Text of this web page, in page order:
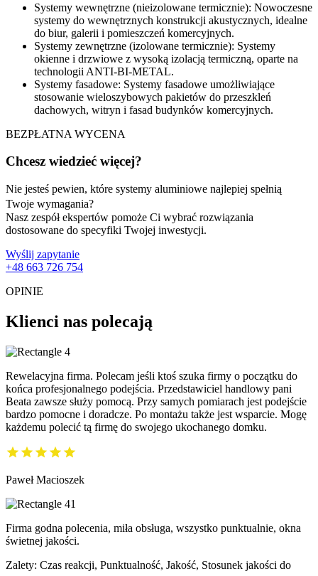
Systemy wewnętrzne (nieizolowane termicznie): Nowoczesne
systemy do wewnętrznych konstrukcji akustycznych, idealne
do biur, galerii i pomieszczeń komercyjnych.
Systemy zewnętrzne (izolowane termicznie): Systemy
okienne i drzwiowe z wysoką izolacją termiczną, oparte na
technologii ANTI-BI-METAL.
Systemy fasadowe: Systemy fasadowe umożliwiające
stosowanie wieloszybowych pakietów do przeszkleń
dachowych, witryn i fasad budynków komercyjnych.
BEZPŁATNA WYCENA
Chcesz wiedzieć więcej?
Nie jesteś pewien, które systemy aluminiowe najlepiej spełnią
Twoje wymagania?
Nasz zespół ekspertów pomoże Ci wybrać rozwiązania
dostosowane do specyfiki Twojej inwestycji.
Wyślij zapytanie
+48 663 726 754
OPINIE
Klienci nas polecają
Rewelacyjna firma. Polecam jeśli ktoś szuka firmy o początku do
końca profesjonalnego podejścia. Przedstawiciel handlowy pani
Beata zawsze służy pomocą. Przy samych pomiarach jest podejście
bardzo pomocne i doradcze. Po montażu także jest wsparcie. Mogę
każdemu polecić tą firmę do swojego ukochanego domku.
Paweł Macioszek
Firma godna polecenia, miła obsługa, wszystko punktualnie, okna
świetnej jakości.
Zalety: Czas reakcji, Punktualność, Jakość, Stosunek jakości do